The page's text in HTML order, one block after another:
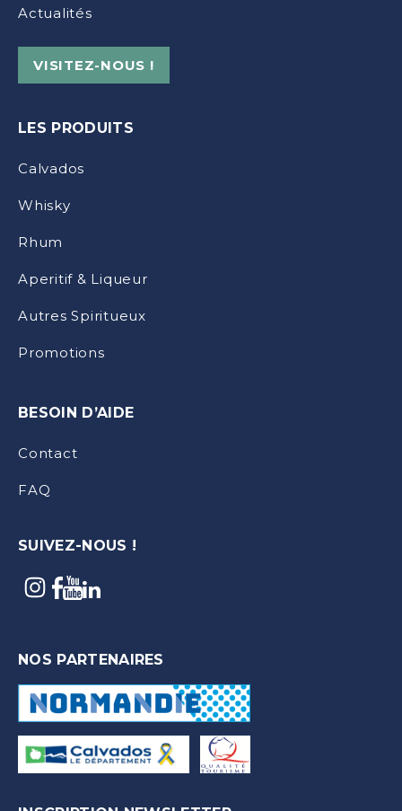
Actualités
VISITEZ-NOUS !
LES PRODUITS
Calvados
Whisky
Rhum
Aperitif & Liqueur
Autres Spiritueux
Promotions
BESOIN D’AIDE
Contact
FAQ
SUIVEZ-NOUS !
NOS PARTENAIRES